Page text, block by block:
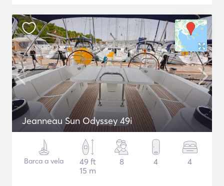
Jeanneau Sun Odyssey 49i
Barca a vela
49 ft
15 m
8 4 4